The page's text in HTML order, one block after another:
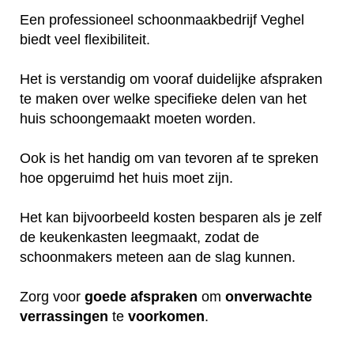
Een professioneel schoonmaakbedrijf Veghel
biedt veel flexibiliteit.
Het is verstandig om vooraf duidelijke afspraken
te maken over welke specifieke delen van het
huis schoongemaakt moeten worden.
Ook is het handig om van tevoren af te spreken
hoe opgeruimd het huis moet zijn.
Het kan bijvoorbeeld kosten besparen als je zelf
de keukenkasten leegmaakt, zodat de
schoonmakers meteen aan de slag kunnen.
Zorg voor goede afspraken om onverwachte
verrassingen te voorkomen.